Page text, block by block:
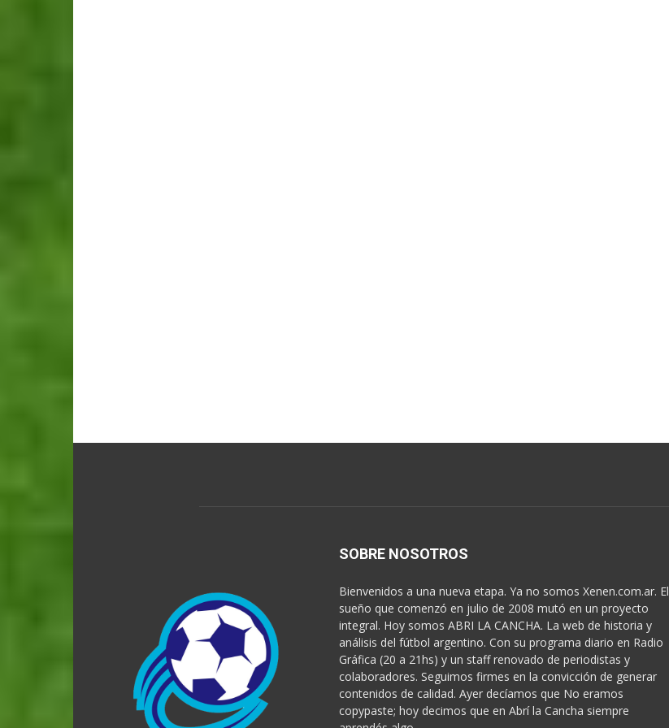
SOBRE NOSOTROS
Bienvenidos a una nueva etapa. Ya no somos Xenen.com.ar. El
sueño que comenzó en julio de 2008 mutó en un proyecto
integral. Hoy somos ABRI LA CANCHA. La web de historia y
análisis del fútbol argentino. Con su programa diario en Radio
Gráfica (20 a 21hs) y un staff renovado de periodistas y
colaboradores. Seguimos firmes en la convicción de generar
contenidos de calidad. Ayer decíamos que No eramos
copypaste; hoy decimos que en Abrí la Cancha siempre